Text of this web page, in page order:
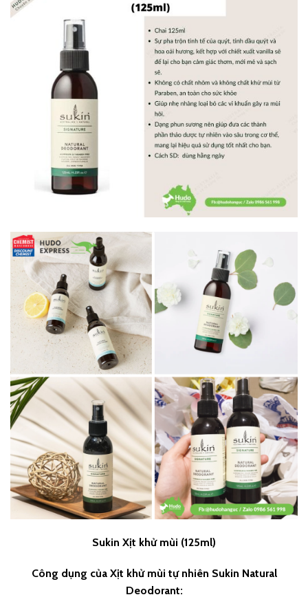
Sukin Xịt khử mùi (125ml)
Công dụng của Xịt khử mùi tự nhiên Sukin Natural
Deodorant: